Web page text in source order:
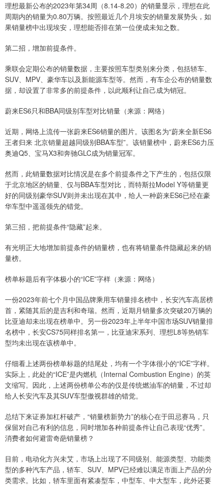
理想最新公布的2023年第34周（8.14-8.20）的销量显示，理想在此
周期内的销量为0.80万辆。按照最近几个月埃安的销量发展势头，如
果销量榜中出现埃安，理想能否排在第一位便成未知之数。
第二招，增加前提条件。
乘联会定期公布的销量数据，主要按照车型类别来分类，包括轿车、
SUV、MPV、豪华车以及新能源车型等。然而，有车企公布的销量数
据，却设置了非常多的前提条件，以此顺利让自己成为销冠。
蔚来ES6只和BBA同级别车型对比销量（来源：网络）
近期，网络上流传一张蔚来ES6销量的图片。该图名为“蔚来全新ES6
王者归来 北京销量超越同级别BBA车型”。该销量榜中，蔚来ES6力压
奥迪Q5、宝马X3和奔驰GLC成为销量冠军。
然而，此销量数据对比情况是在多个前提条件之下产生的，包括仅限
于北京地区的销量、仅与BBA车型对比，而特斯拉Model Y等销量更
好的同级别豪华SUV则并未出现在其中，给人一种蔚来ES6已经在豪
华车型中遥遥领先的错觉。
第三招，把前提条件“隐藏”起来。
有光明正大地增加前提条件的销量榜，也有将销量条件隐藏起来的销
量榜。
榜单标题后有字体极小的“ICE”字样（来源：网络）
一份2023年前七个月中国品牌乘用车销量排名榜中，长安汽车高居榜
首，紧随其后的是吉利和奇瑞。然而，近期月销量多次突破20万辆的
比亚迪却未出现在榜单中。另一份2023年上半年中国市场SUV销量排
名榜中，长安CS75同样排名第一，比亚迪宋系列、理想L8等热销车
型均未出现在该榜单中。
仔细看上述两份榜单标题的结尾处，均有一个字体很小的“ICE”字样。
实际上，此处的“ICE”是内燃机（Internal Combustion Engine）的英
文缩写。因此，上述两份榜单公布的仅是传统燃油车的销量，不过却
给人长安汽车及其SUV车型傲视群雄的错觉。
总结下来证券加杠杆破产，“销量榜新势力”的核心在于田忌赛马，只
保留对自己有利的信息，同时增加各种前提条件让自己表现“优秀”。
消费者如何避雷奇葩销量榜？
目前，电动化方兴未艾，市场上出现了不同级别、能源类型、功能类
型的多种汽车产品，轿车、SUV、MPV已经难以满足市面上产品的分
类需求。比如，轿车里面有紧凑型车，中型车、中大型车，此外还要